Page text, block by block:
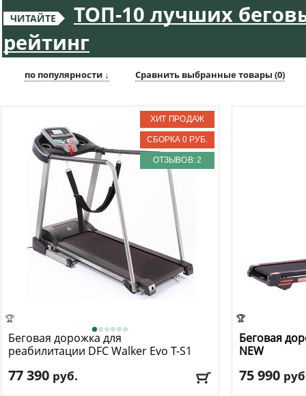
ЧИТАЙТЕ
ТОП-10 лучших
рейтинг
по популярности ↓ Сравнить выбранные товары (0)
ОТЗЫВОВ: 2
🏆
Беговая дорожка для
реабилитации DFCWalker Evo T-S1
77 390 руб.
🏆
Беговая
NEW
75 990